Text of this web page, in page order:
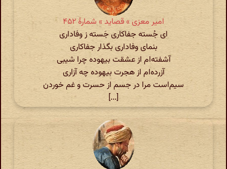
امیر معزی » قصاید » شمارهٔ ۴۵۲
ای جُسته جفاکاری جَسته ز وفاداری
بنمای وفاداری بگذار جفاکاری
آشفته‌ام از عشقت بیهوده چرا شیبی
آزرده‌ام از هجرت بیهوده چه آزاری
سیم‌است مرا در جسم از حسرت و غم خوردن
[...]